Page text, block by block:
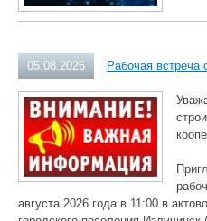
05.08.2026 Рабочая встреча
августа 2026 года в 11:00 в